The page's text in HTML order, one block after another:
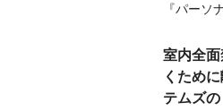
『パーソ
室内全
くため
テムズ